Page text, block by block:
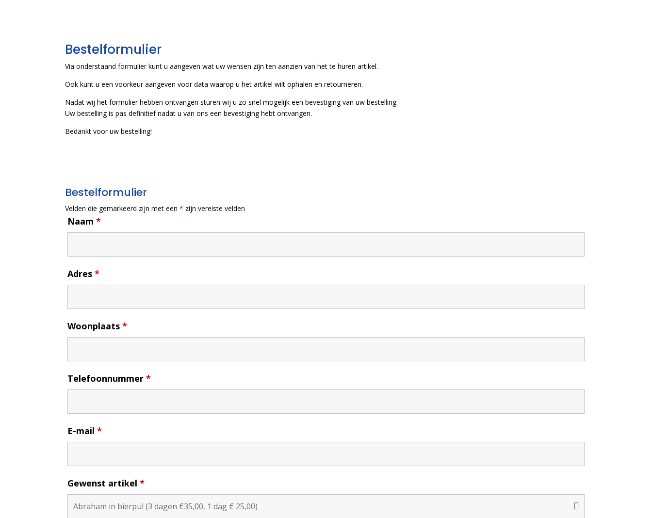
Bestelformulier
Via onderstaand formulier kunt u aangeven wat uw wensen zijn ten aanzien van het te huren artikel.
Ook kunt u een voorkeur aangeven voor data waarop u het artikel wilt ophalen en retourneren.
Nadat wij het formulier hebben ontvangen sturen wij u zo snel mogelijk een bevestiging van uw bestelling.
Uw bestelling is pas definitief nadat u van ons een bevestiging hebt ontvangen.
Bedankt voor uw bestelling!
Bestelformulier
Velden die gemarkeerd zijn met een* zijn vereiste velden
Naam*
Adres*
Woonplaats*
Telefoonnummer*
E-mail*
Gewenst artikel*